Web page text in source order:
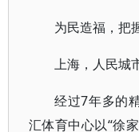
为民造福，把
上海，人民城
经过7年多的
汇体育中心以“徐